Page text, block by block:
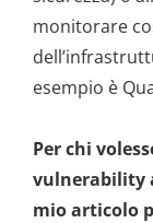
monitorare
esempio è
Per chi
vulnerability
mio articolo